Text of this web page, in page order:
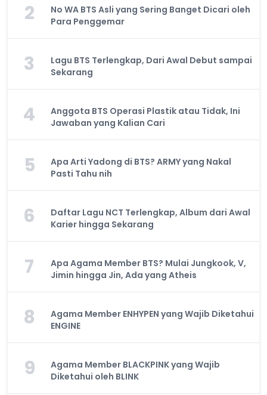
2
No WA BTS Asli yang Sering Banget Dicari oleh
Para Penggemar
3
Lagu BTS Terlengkap, Dari Awal Debut sampai
Sekarang
4
Anggota BTS Operasi Plastik atau Tidak, Ini
Jawaban yang Kalian Cari
5
Apa Arti Yadong di BTS? ARMY yang Nakal
Pasti Tahu nih
6
Daftar Lagu NCT Terlengkap, Album dari Awal
Karier hingga Sekarang
7
Apa Agama Member BTS? Mulai Jungkook, V,
Jimin hingga Jin, Ada yang Atheis
8
Agama Member ENHYPEN yang Wajib Diketahui
ENGINE
9
Agama Member BLACKPINK yang Wajib
Diketahui oleh BLINK